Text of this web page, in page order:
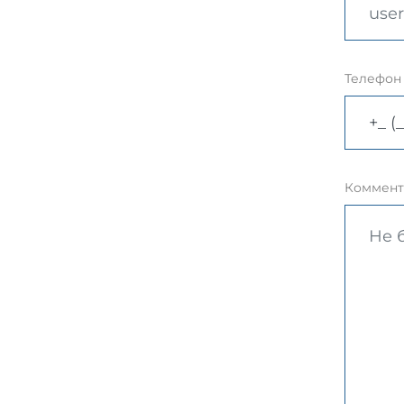
Телефон